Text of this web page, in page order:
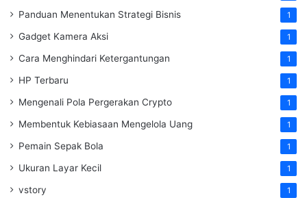
Panduan Menentukan Strategi Bisnis 1
Gadget Kamera Aksi 1
Cara Menghindari Ketergantungan 1
HP Terbaru 1
Mengenali Pola Pergerakan Crypto 1
Membentuk Kebiasaan Mengelola Uang 1
Pemain Sepak Bola 1
Ukuran Layar Kecil 1
vstory 1